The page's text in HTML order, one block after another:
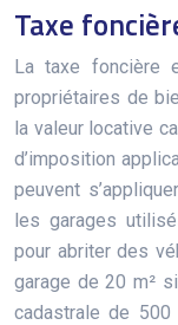
Taxe
La taxe foncière
propriétaires de
la valeur locative
d’imposition
peuvent
les garages
pour abriter des
garage de 20 m²
cadastrale de